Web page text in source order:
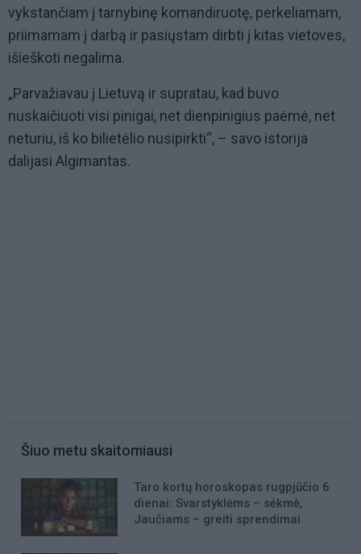
vykstančiam į tarnybinę komandiruotę, perkeliamam,
priimamam į darbą ir pasiųstam dirbti į kitas vietoves,
išieškoti negalima.
„Parvažiavau į Lietuvą ir supratau, kad buvo
nuskaičiuoti visi pinigai, net dienpinigius paėmė, net
neturiu, iš ko bilietėlio nusipirkti“, – savo istorija
dalijasi Algimantas.
Šiuo metu skaitomiausi
Taro kortų horoskopas rugpjūčio 6
dienai: Svarstyklėms – sėkmė,
Jaučiams – greiti sprendimai